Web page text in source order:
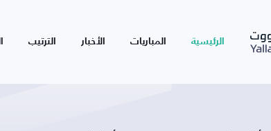
الرئيسية المباريات الأخبار الترتيب